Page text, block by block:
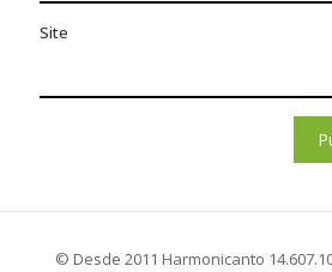
Site
© Desde 2011 Harmonicanto